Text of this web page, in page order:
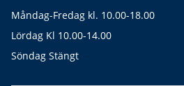
Måndag-Fredag kl. 10.00-18.00
Lördag Kl 10.00-14.00
Söndag Stängt